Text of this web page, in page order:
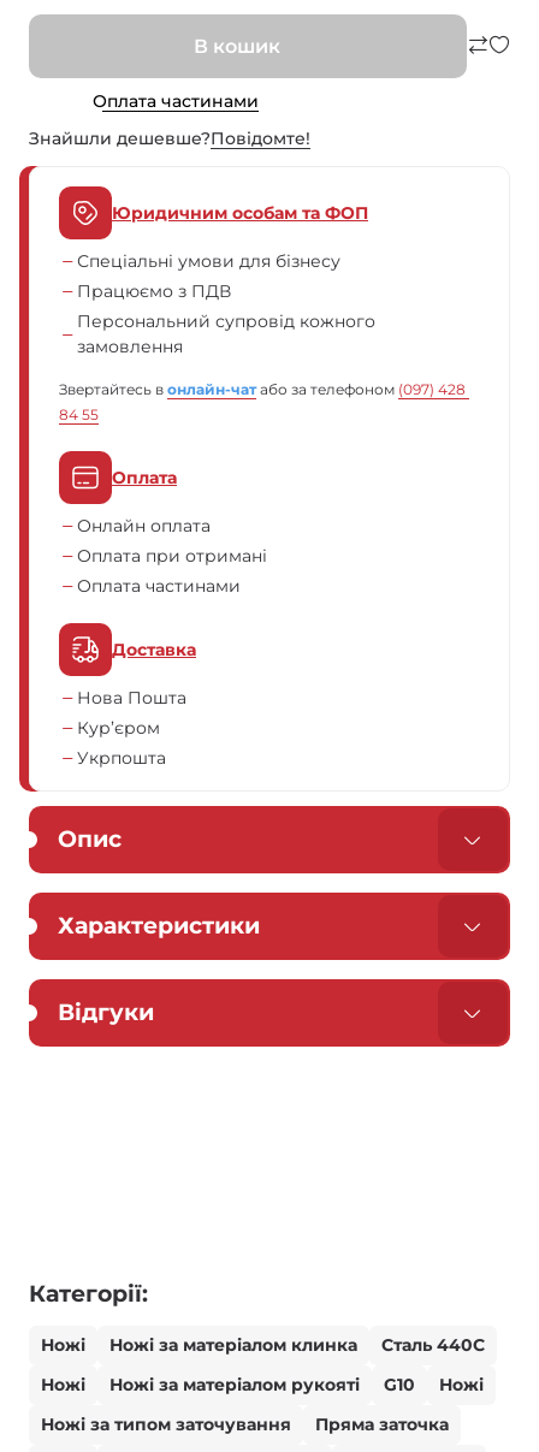
В кошик
Оплата частинами
Знайшли дешевше?Повiдомте!
Юридичним особам та ФОП
Спеціальні умови для бізнесу
Працюємо з ПДВ
Персональний супровід кожного
замовлення
Звертайтесь в онлайн-чат або за телефоном (097) 428
84 55
Оплата
Онлайн оплата
Оплата при отримані
Оплата частинами
Доставка
Нова Пошта
Кур’єром
Укрпошта
Опис
Характеристики
Відгуки
Категорії:
Ножі Ножі за матеріалом клинка
Сталь 440С
Ножі
Ножі за матеріалом рукояті G10
Ножі
Ножі за типом заточування
Пряма заточка